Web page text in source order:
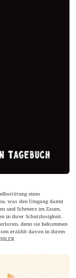
eines
was den Umgang damit
und Schmerz im Zaum,
in ihrer Schutzlosigkeit.
denn sie bekommen
erzählt davon in ihrem